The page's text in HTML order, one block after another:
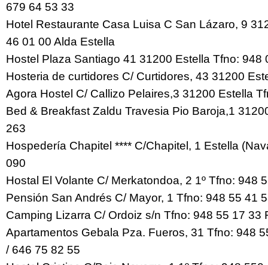
679 64 53 33
Hotel Restaurante Casa Luisa C San Lázaro, 9
46 01 00 Alda Estella
Hostel Plaza Santiago 41 31200 Estella Tfno: 948
Hosteria de curtidores C/ Curtidores, 43 31200
Agora Hostel C/ Callizo Pelaires,3 31200 Estella
Bed & Breakfast Zaldu Travesia Pio Baroja,1
263
Hospedería Chapitel **** C/Chapitel, 1 Estella
090
Hostal El Volante C/ Merkatondoa, 2 1º Tfno: 948
Pensión San Andrés C/ Mayor, 1 Tfno: 948 55 41
Camping Lizarra C/ Ordoiz s/n Tfno: 948 55 17 33
Apartamentos Gebala Pza. Fueros, 31 Tfno: 948
/ 646 75 82 55